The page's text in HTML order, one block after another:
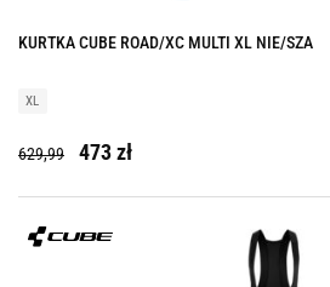
KURTKA CUBE ROAD/XC MULTI XL NIE/SZA
XL
629,99 473 zł